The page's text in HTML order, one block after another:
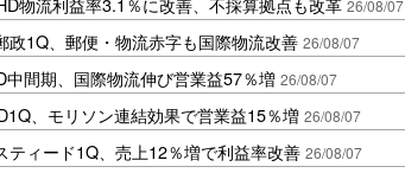
26/08/07
政1Q、郵便・物流赤字も国際物流改善 26/08/07
中間期、国際物流伸び営業益57％増 26/08/07
、モリソン連結効果で営業益15％増 26/08/07
ティード1Q、売上12％増で利益率改善 26/08/07